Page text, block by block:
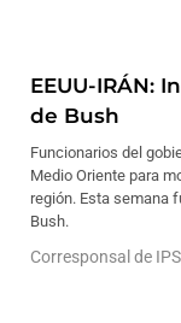
EEUU-IRÁN:
de Bush
Funcionarios del
Medio Oriente para
región. Esta semana
Bush.
Corresponsal de IPS